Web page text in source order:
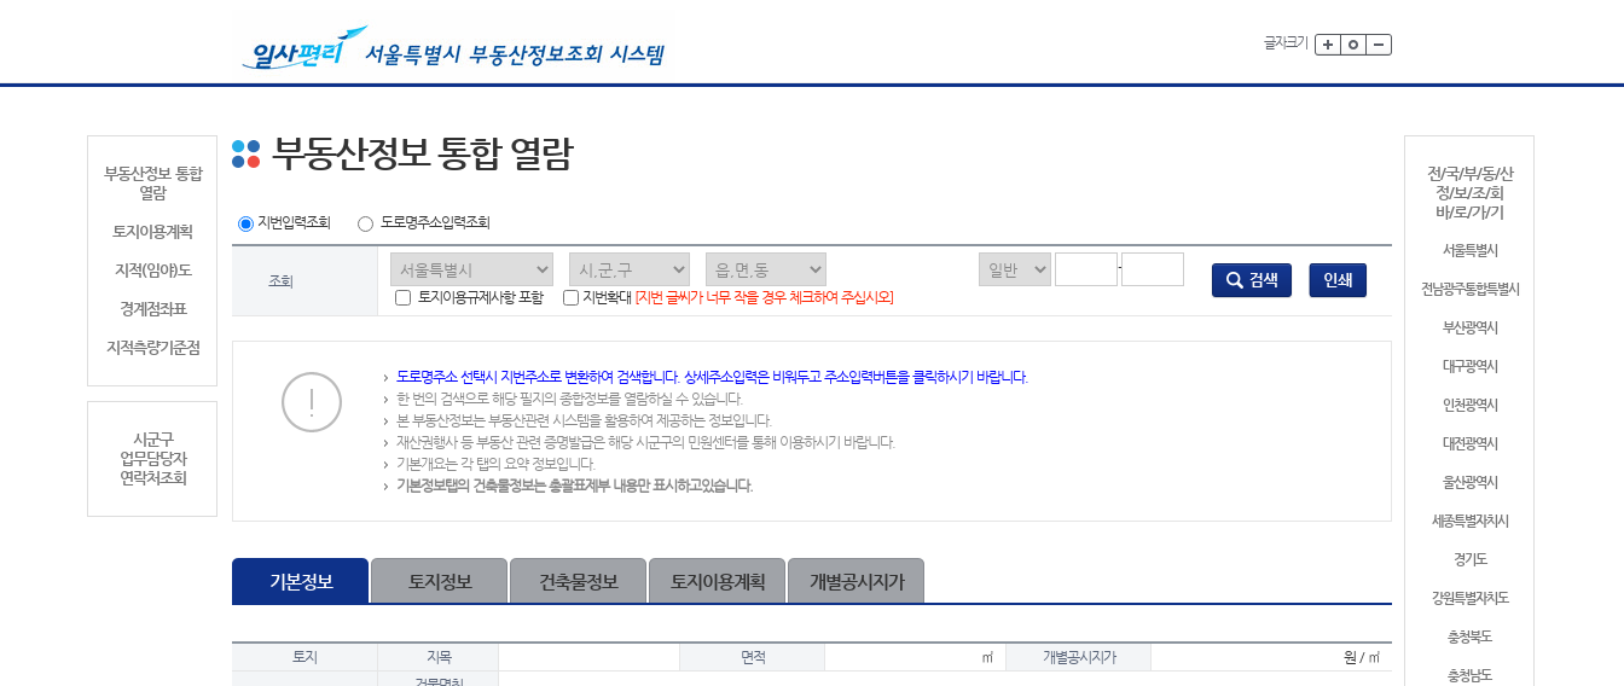
글자크기
부동산정보 통합
열람
토지이용계획
지적(임야)도
경계점좌표
지적측량기준점
시군구
업무담당자
연락처조회
전/국/부/동/산
정/보/조/회
바/로/가/기
서울특별시
전남광주통합특별시
부산광역시
대구광역시
인천광역시
대전광역시
울산광역시
세종특별자치시
경기도
강원특별자치도
충청북도
충청남도
부동산정보 통합 열람
지번입력조회 도로명주소입력조회
조회
-
토지이용규제사항 포함
지번확대 [지번 글씨가 너무 작을 경우 체크하여 주십시오]
도로명주소 선택시 지번주소로 변환하여 검색합니다. 상세주소입력은 비워두고 주소입력버튼을 클릭하시기 바랍니다.
한 번의 검색으로 해당 필지의 종합정보를 열람하실 수 있습니다.
본 부동산정보는 부동산관련 시스템을 활용하여 제공하는 정보입니다.
재산권행사 등 부동산 관련 증명발급은 해당 시군구의 민원센터를 통해 이용하시기 바랍니다.
기본개요는 각 탭의 요약 정보입니다.
기본정보탭의 건축물정보는 총괄표제부 내용만 표시하고있습니다.
기본정보 토지정보 건축물정보 토지이용계획 개별공시지가
토지 지목 면적 ㎡ 개별공시지가 원 / ㎡